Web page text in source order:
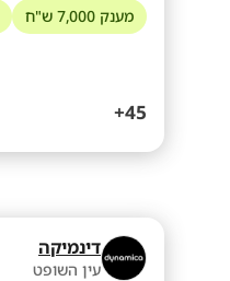
מענק 7,000 ש"ח
45+
דינמיקה
עין השופט